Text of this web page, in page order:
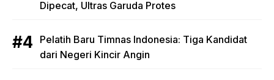
Dipecat, Ultras Garuda Protes
Pelatih Baru Timnas Indonesia: Tiga Kandidat
dari Negeri Kincir Angin